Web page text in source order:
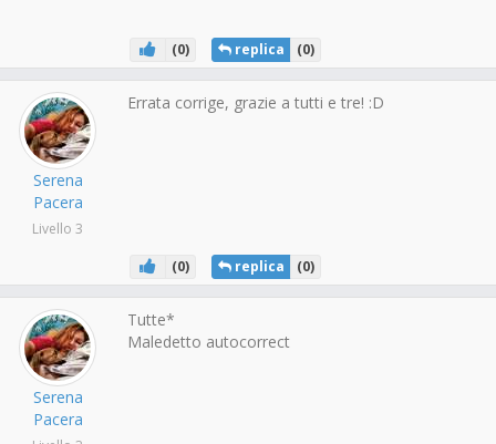
(0) replica (0)
Serena
Pacera
Livello 3
Errata corrige, grazie a tutti e tre! :D
(0) replica (0)
Serena
Pacera
Tutte*
Maledetto autocorrect